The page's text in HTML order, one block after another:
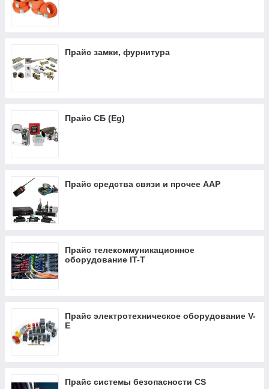
Прайс замки, фурнитура
Прайс СБ (Eg)
Прайс средства связи и прочее AAP
Прайс телекоммуникационное
оборудование IT-T
Прайс электротехническое оборудование V-
E
Прайс системы безопасности CS